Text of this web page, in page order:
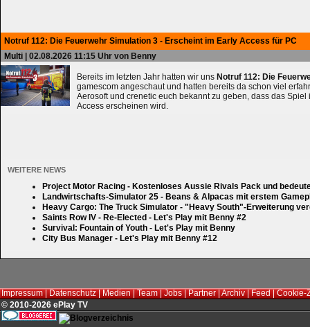
Notruf 112: Die Feuerwehr Simulation 3 - Erscheint im Early Access für PC
Multi | 02.08.2026 11:15 Uhr von Benny
Bereits im letzten Jahr hatten wir uns Notruf 112: Die
gamescom angeschaut und hatten bereits da schon viel
Aerosoft und crenetic euch bekannt zu geben, dass das Spiel
Access erscheinen wird.
WEITERE NEWS
Project Motor Racing - Kostenloses Aussie Rivals Pack und
Landwirtschafts-Simulator 25 - Beans & Alpacas mit erstem
Heavy Cargo: The Truck Simulator - "Heavy South"-Erweiterung
Saints Row IV - Re-Elected - Let's Play mit Benny #2
Survival: Fountain of Youth - Let's Play mit Benny
City Bus Manager - Let's Play mit Benny #12
Impressum|Datenschutz|Medien|Team|Jobs|Partner|Archiv|Feed|Cookie-
© 2010-2026 ePlay TV